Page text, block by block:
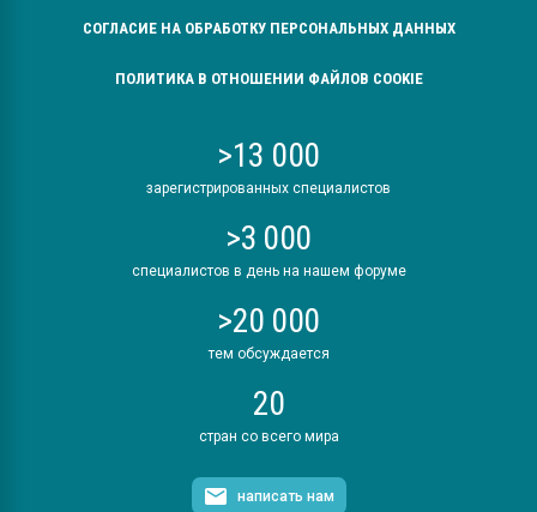
СОГЛАСИЕ НА ОБРАБОТКУ ПЕРСОНАЛЬНЫХ ДАННЫХ
ПОЛИТИКА В ОТНОШЕНИИ ФАЙЛОВ COOKIE
>13 000
зарегистрированных специалистов
>3 000
специалистов в день на нашем форуме
>20 000
тем обсуждается
20
стран со всего мира
написать нам